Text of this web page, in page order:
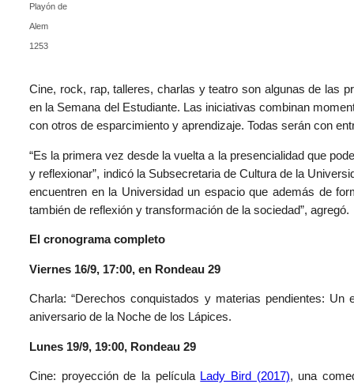
Playón de
Alem
1253
Cine, rock, rap, talleres, charlas y teatro son algunas de las
en la Semana del Estudiante. Las iniciativas combinan
con otros de esparcimiento y aprendizaje. Todas serán con
“Es la primera vez desde la vuelta a la presencialidad que
y reflexionar”, indicó la Subsecretaria de Cultura de la
encuentren en la Universidad un espacio que además de
también de reflexión y transformación de la sociedad”, agregó.
El cronograma completo
Viernes 16/9, 17:00, en Rondeau 29
Charla: “Derechos conquistados y materias pendientes:
aniversario de la Noche de los Lápices.
Lunes 19/9, 19:00, Rondeau 29
Cine: proyección de la película Lady Bird (2017), una